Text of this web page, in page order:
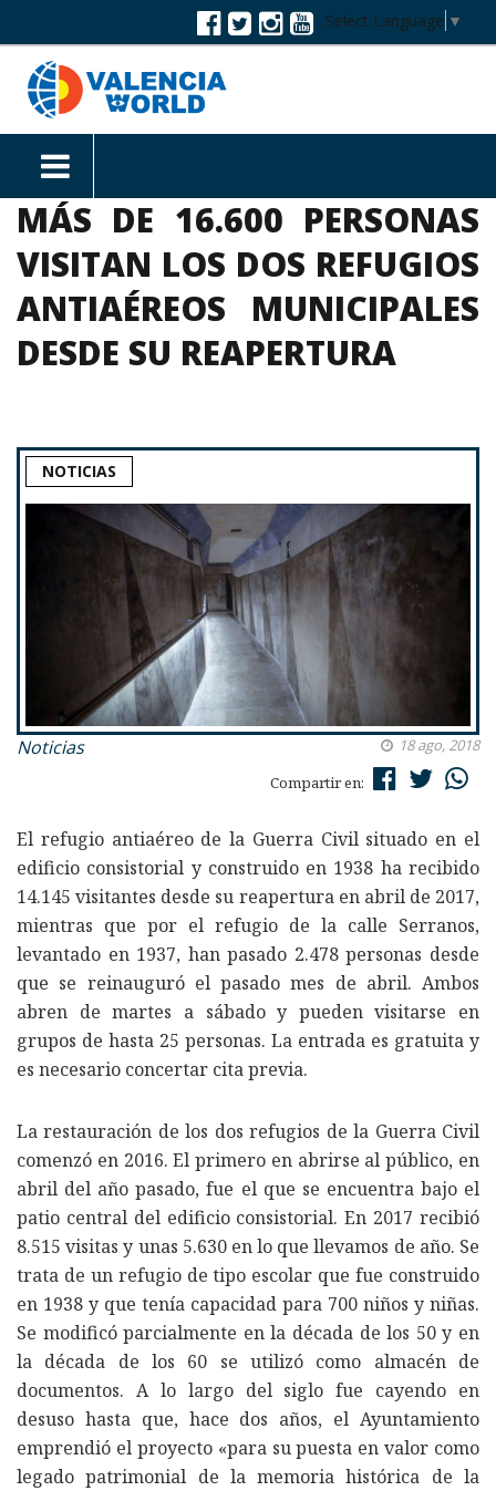
Select Language ▼
MÁS DE 16.600 PERSONAS
VISITAN LOS DOS REFUGIOS
ANTIAÉREOS MUNICIPALES
DESDE SU REAPERTURA
NOTICIAS
Noticias
18 ago, 2018
Compartir en:
El refugio antiaéreo de la Guerra Civil situado en el
edificio consistorial y construido en 1938 ha recibido
14.145 visitantes desde su reapertura en abril de 2017,
mientras que por el refugio de la calle Serranos,
levantado en 1937, han pasado 2.478 personas desde
que se reinauguró el pasado mes de abril. Ambos
abren de martes a sábado y pueden visitarse en
grupos de hasta 25 personas. La entrada es gratuita y
es necesario concertar cita previa.
La restauración de los dos refugios de la Guerra Civil
comenzó en 2016. El primero en abrirse al público, en
abril del año pasado, fue el que se encuentra bajo el
patio central del edificio consistorial. En 2017 recibió
8.515 visitas y unas 5.630 en lo que llevamos de año. Se
trata de un refugio de tipo escolar que fue construido
en 1938 y que tenía capacidad para 700 niños y niñas.
Se modificó parcialmente en la década de los 50 y en
la década de los 60 se utilizó como almacén de
documentos. A lo largo del siglo fue cayendo en
desuso hasta que, hace dos años, el Ayuntamiento
emprendió el proyecto «para su puesta en valor como
legado patrimonial de la memoria histórica de la